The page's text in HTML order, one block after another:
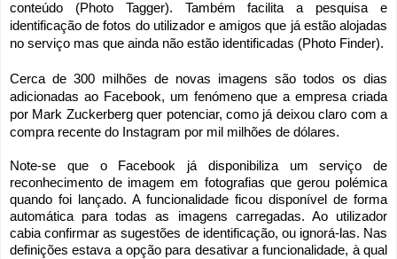
conteúdo (Photo Tagger). Também facilita a pesquisa e
identificação de fotos do utilizador e amigos que já estão alojadas
no serviço mas que ainda não estão identificadas (Photo Finder).
Cerca de 300 milhões de novas imagens são todos os dias
adicionadas ao Facebook, um fenómeno que a empresa criada
por Mark Zuckerberg quer potenciar, como já deixou claro com a
compra recente do Instagram por mil milhões de dólares.
Note-se que o Facebook já disponibiliza um serviço de
reconhecimento de imagem em fotografias que gerou polémica
quando foi lançado. A funcionalidade ficou disponível de forma
automática para todas as imagens carregadas. Ao utilizador
cabia confirmar as sugestões de identificação, ou ignorá-las. Nas
definições estava a opção para desativar a funcionalidade, à qual